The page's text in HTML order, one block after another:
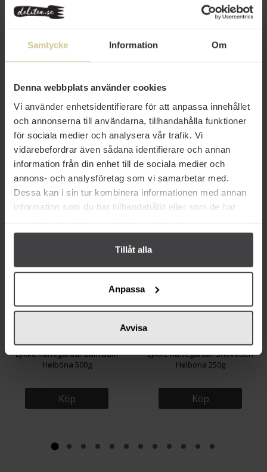
Samtycke Information Om
Denna webbplats använder cookies
Vi använder enhetsidentifierare för att anpassa innehållet
och annonserna till användarna, tillhandahålla funktioner
för sociala medier och analysera vår trafik. Vi
vidarebefordrar även sådana identifierare och annan
information från din enhet till de sociala medier och
annons- och analysföretag som vi samarbetar med.
Dessa kan i sin tur kombinera informationen med annan
information som du har tillhandahållit eller som de har
Tillåt alla
Anpassa
Avvisa
20 tepåsar
Köp
Eko
Tepåsar 25-pack
Köp
Från samma varumärke
Lykke Kaffegårdar Bam Bam
Helböna 500g
Köp
119 kr
Lykke Kaffegårdar Snövatten
Helböna 250g
Köp